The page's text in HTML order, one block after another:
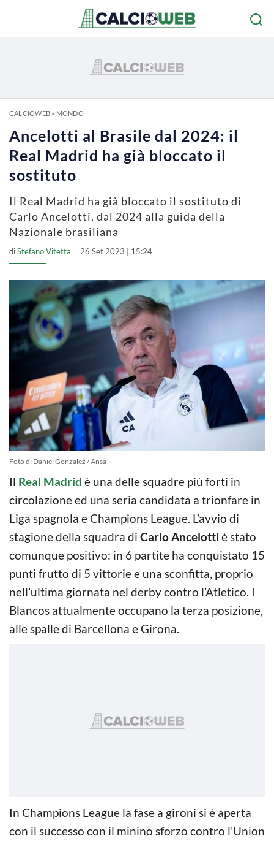
CALCIOWEB» MONDO
Ancelotti al Brasile dal 2024: il
Real Madrid ha già bloccato il
sostituto
Il Real Madrid ha già bloccato il sostituto di
Carlo Ancelotti, dal 2024 alla guida della
Nazionale brasiliana
diStefano Vitetta 26 Set 2023 | 15:24
Foto di Daniel Gonzalez / Ansa
Il Real Madrid è una delle squadre più forti in
circolazione ed una seria candidata a trionfare in
Liga spagnola e Champions League. L’avvio di
stagione della squadra di Carlo Ancelotti è stato
comunque positivo: in 6 partite ha conquistato 15
punti frutto di 5 vittorie e una sconfitta, proprio
nell’ultima giornata nel derby contro l’Atletico. I
Blancos attualmente occupano la terza posizione,
alle spalle di Barcellona e Girona.
In Champions League la fase a gironi si è aperta
con il successo con il minino sforzo contro l’Union